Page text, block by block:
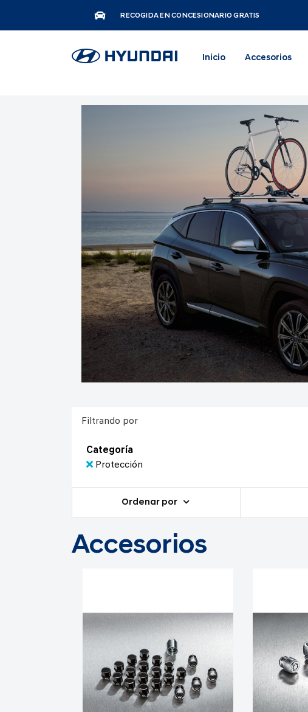
RECOGIDA EN CONCESIONARIO GRATIS
Inicio Accesorios
Filtrando por
Categoría
Protección
Ordenar por
Accesorios